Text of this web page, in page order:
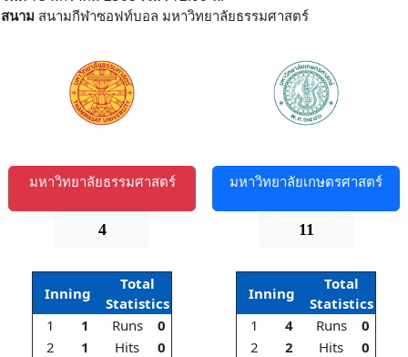
สนาม สนามกีฬาซอฟท์บอล มหาวิทยาลัยธรรมศาสตร์
มหาวิทยาลัยธรรมศาสตร์
4
Inning
Total
Statistics
1
1 Runs
0
2
1 Hits
0
มหาวิทยาลัยเกษตรศาสตร์
11
Inning
Total
Statistics
1
4 Runs
0
2
2 Hits
0